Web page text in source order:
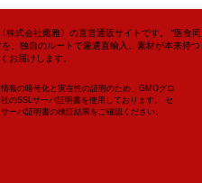
式会社癒雅〉の直営通販サイトです。 “医食同
、独自のルートで厳選直輸入。素材が本来持つ
お届けします。
報の暗号化と実在性の証明のため、GMOグロ
のSSLサーバ証明書を使用しております。 セ
ーバ証明書の検証結果をご確認ください。